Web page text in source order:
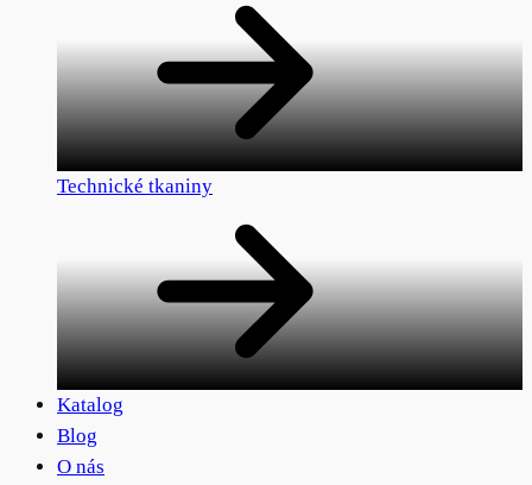
Technické tkaniny
Katalog
Blog
O nás